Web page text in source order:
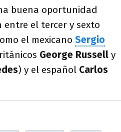
buena oportunidad
entre el tercer y sexto
el mexicano Sergio
George Russell y
) y el español Carlos